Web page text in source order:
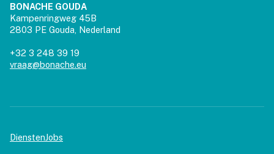
BONACHE GOUDA
Kampenringweg 45B
2803 PE Gouda, Nederland
+32 3 248 39 19
vraag@bonache.eu
DienstenJobs